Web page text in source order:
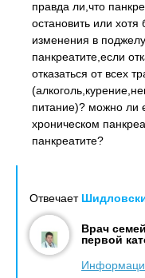
правда ли,что
остановить или
изменения в
панкреатите,если
отказаться от всех
питание)? можно ли
хроническом
панкреатите?
Отвечает
Врач
первой